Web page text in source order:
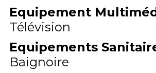
Equipement
Télévision
Equipements
Baignoire